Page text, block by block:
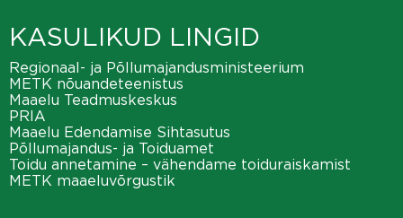
KASULIKUD LINGID
Regionaal- ja Põllumajandusministeerium
METK nõuandeteenistus
Maaelu Teadmuskeskus
PRIA
Maaelu Edendamise Sihtasutus
Põllumajandus- ja Toiduamet
Toidu annetamine – vähendame toiduraiskamist
METK maaeluvõrgustik